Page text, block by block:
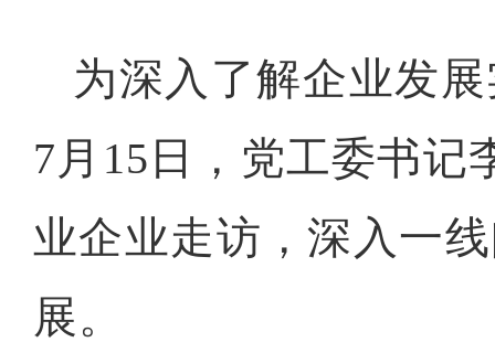
为深入了解企业发
7月15日，党工委书记
业企业走访，深入一
展。